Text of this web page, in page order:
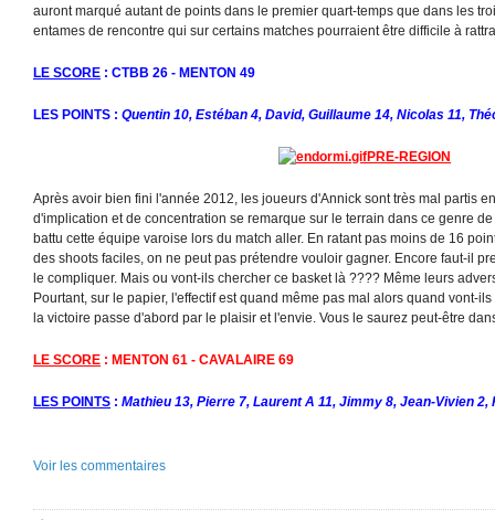
auront marqué autant de points dans le premier quart-temps que dans les
entames de rencontre qui sur certains matches pourraient être difficile à
LE SCORE : CTBB 26 - MENTON 49
LES POINTS : Quentin 10, Estéban 4, David, Guillaume 14, Nicolas 11,
PRE-REGION
Après avoir bien fini l'année 2012, les joueurs d'Annick sont très mal partis
d'implication et de concentration se remarque sur le terrain dans ce genre
battu cette équipe varoise lors du match aller. En ratant pas moins de 16
des shoots faciles, on ne peut pas prétendre vouloir gagner. Encore faut-il
le compliquer. Mais ou vont-ils chercher ce basket là ???? Même leurs
Pourtant, sur le papier, l'effectif est quand même pas mal alors quand vont-
la victoire passe d'abord par le plaisir et l'envie. Vous le saurez peut-être
LE SCORE : MENTON 61 - CAVALAIRE 69
LES POINTS : Mathieu 13, Pierre 7, Laurent A 11, Jimmy 8, Jean-Vivien 2,
Voir les commentaires